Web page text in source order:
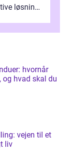
løsning
hvornår
og hvad skal du
vejen til et
liv